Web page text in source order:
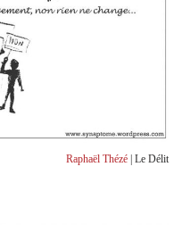
Raphaël Thézé | Le Délit